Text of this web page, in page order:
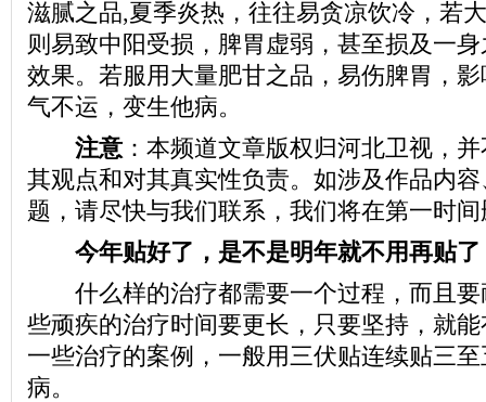
滋腻之品,夏季炎热，往往易贪凉饮冷，若
则易致中阳受损，脾胃虚弱，甚至损及一
效果。若服用大量肥甘之品，易伤脾胃，
气不运，变生他病。
注意 ：本频道文章版权归河北卫视，
其观点和对其真实性负责。如涉及作品内
题，请尽快与我们联系，我们将在第一时
今年贴好了，是不是明年就不用再贴了
什么样的治疗都需要一个过程，而且要
些顽疾的治疗时间要更长，只要坚持，就
一些治疗的案例，一般用三伏贴连续贴三
病。